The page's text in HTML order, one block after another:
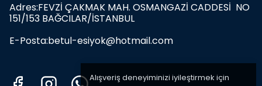
Alışveriş deneyiminizi iyileştirmek için
Adres:FEVZİ ÇAKMAK MAH. OSMANGAZİ CADDESİ NO
151/153 BAĞCILAR/İSTANBUL
E-Posta:betul-esiyok@hotmail.com